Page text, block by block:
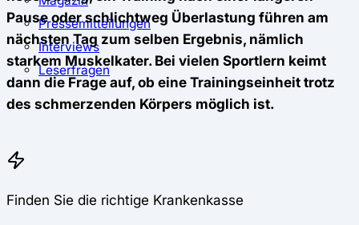
Pressemitteilungen
Interviews
Leserfragen
Pause oder schlichtweg Überlastung führen am
nächsten Tag zum selben Ergebnis, nämlich
starkem Muskelkater. Bei vielen Sportlern keimt
dann die Frage auf, ob eine Trainingseinheit trotz
des schmerzenden Körpers möglich ist.
Finden Sie die richtige Krankenkasse